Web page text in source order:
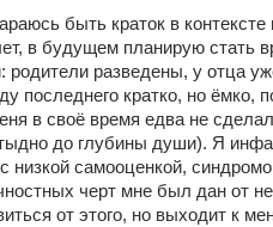
быть краток в контексте
в будущем планирую стать
родители разведены, у отца
последнего кратко, но ёмко,
в своё время едва не
до глубины души). Я
низкой самооценкой,
черт мне был дан от
от этого, но выходит к